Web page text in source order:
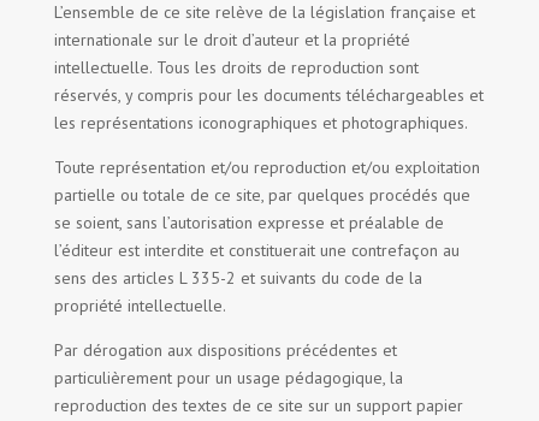
L’ensemble de ce site relève de la législation française et
internationale sur le droit d’auteur et la propriété
intellectuelle. Tous les droits de reproduction sont
réservés, y compris pour les documents téléchargeables et
les représentations iconographiques et photographiques.
Toute représentation et/ou reproduction et/ou exploitation
partielle ou totale de ce site, par quelques procédés que
se soient, sans l’autorisation expresse et préalable de
l’éditeur est interdite et constituerait une contrefaçon au
sens des articles L 335-2 et suivants du code de la
propriété intellectuelle.
Par dérogation aux dispositions précédentes et
particulièrement pour un usage pédagogique, la
reproduction des textes de ce site sur un support papier